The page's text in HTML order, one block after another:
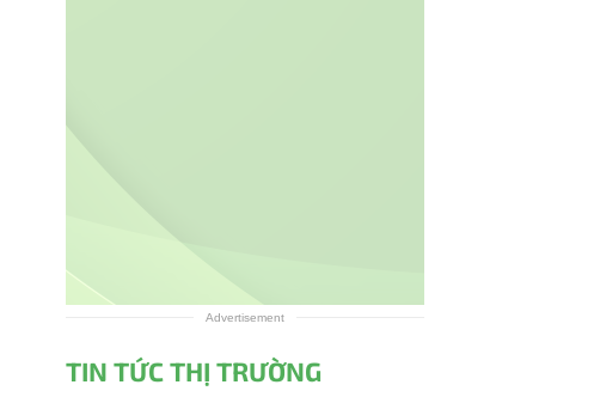
Advertisement
TIN TỨC THỊ TRƯỜNG